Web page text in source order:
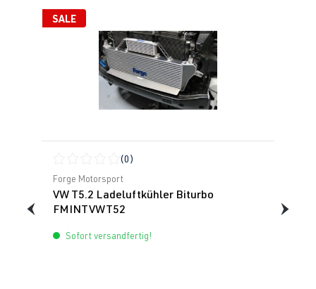
SALE
Durchschnittliche Bewertung von 0 von 5 Sternen
(0)
Forge Motorsport
VW T5.2 Ladeluftkühler Biturbo
FMINTVWT52
Sofort versandfertig!